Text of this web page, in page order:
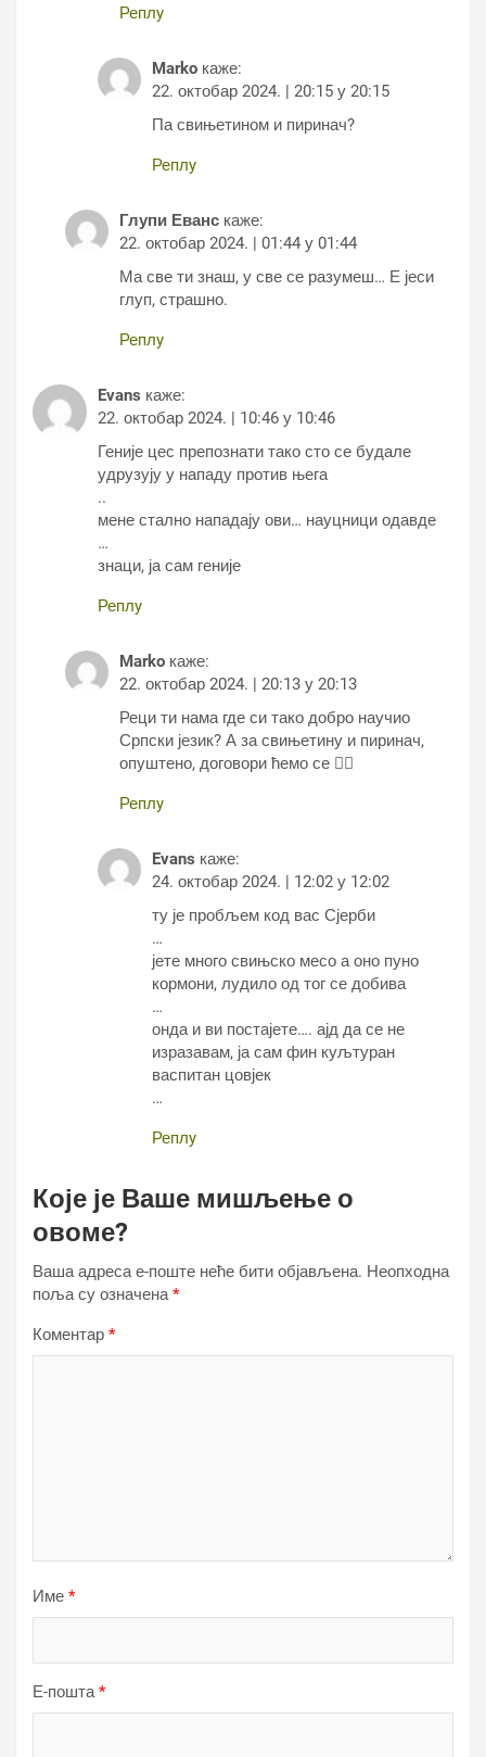
Реплy
Marko каже:
22. октобар 2024. | 20:15 у 20:15
Па свињетином и пиринач?
Реплy
Глупи Еванс каже:
22. октобар 2024. | 01:44 у 01:44
Ма све ти знаш, у све се разумеш… Е јеси
глуп, страшно.
Реплy
Evans каже:
22. октобар 2024. | 10:46 у 10:46
Геније цес препознати тако сто се будале
удрузују у нападу против њега
..
мене стално нападају ови… науцници одавде
…
знаци, ја сам геније
Реплy
Marko каже:
22. октобар 2024. | 20:13 у 20:13
Реци ти нама где си тако добро научио
Српски језик? А за свињетину и пиринач,
опуштено, договори ћемо се 👌🏼
Реплy
Evans каже:
24. октобар 2024. | 12:02 у 12:02
ту је пробљем код вас Сјерби
…
јете много свињско месо а оно пуно
кормони, лудило од тог се добива
…
онда и ви постајете…. ајд да се не
изразавам, ја сам фин куљтуран
васпитан цовјек
…
Реплy
Које је Ваше мишљење о
овоме?
Ваша адреса е-поште неће бити објављена. Неопходна
поља су означена*
Коментар *
Име *
Е-пошта*